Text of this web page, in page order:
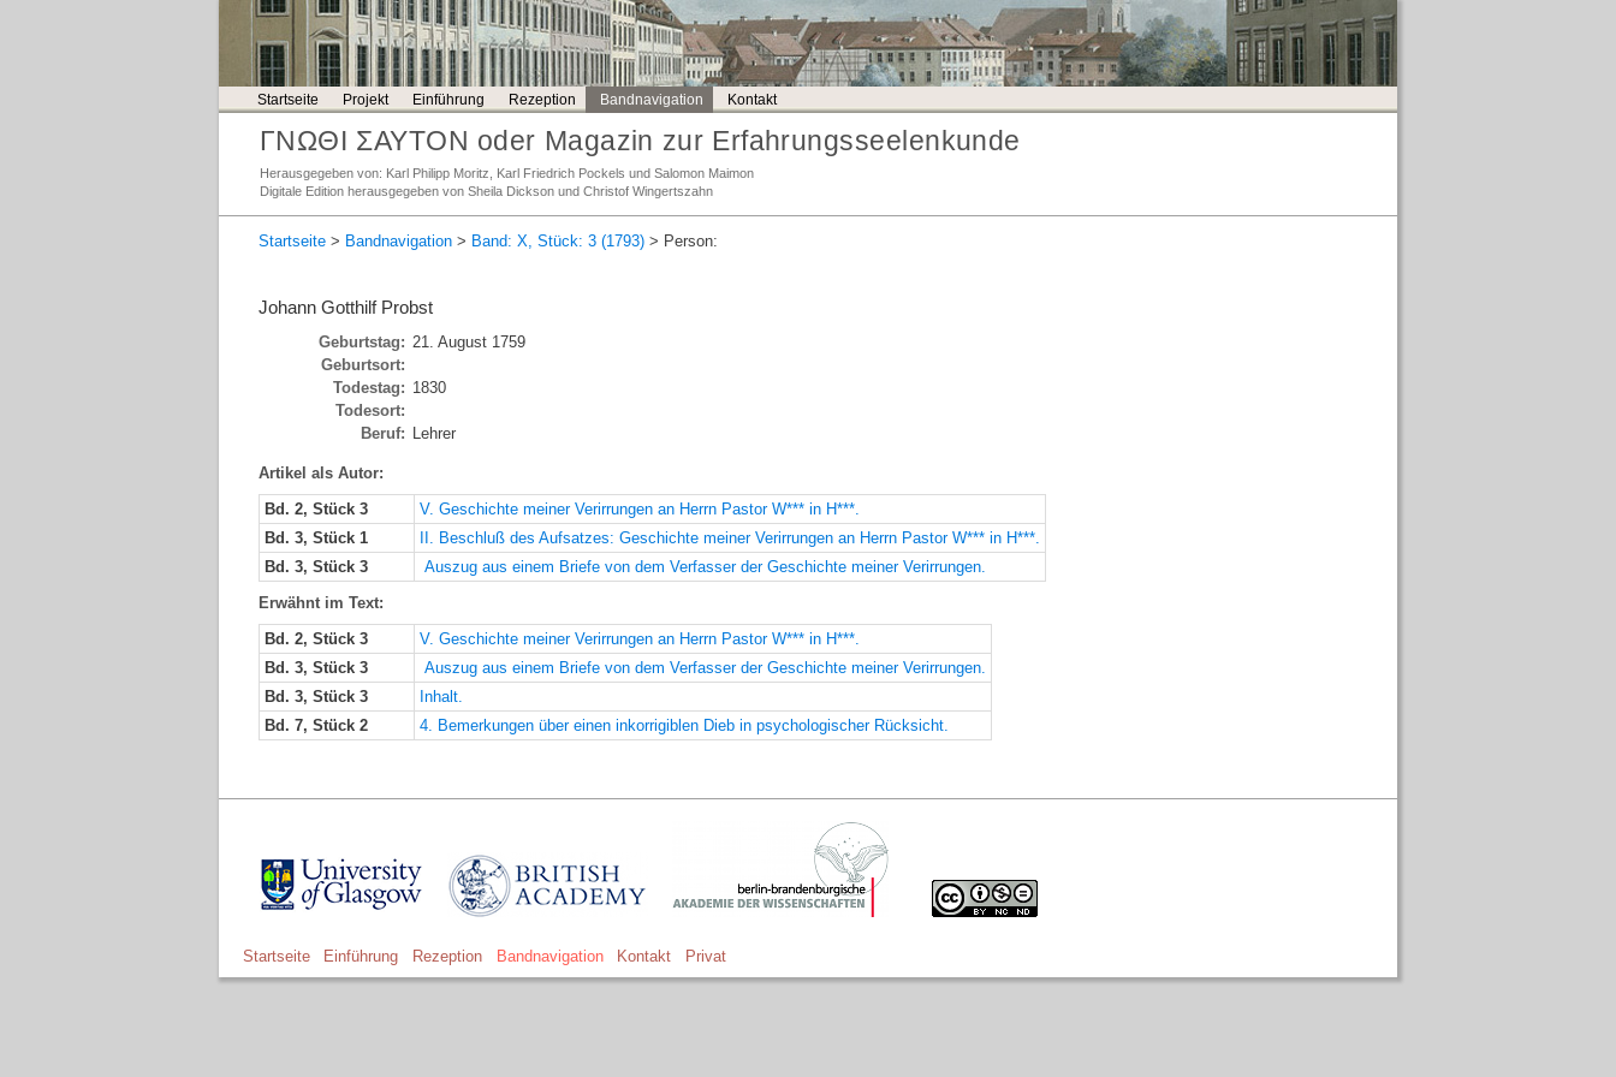
Startseite Projekt Einführung Rezeption Bandnavigation Kontakt
ΓΝΩΘΙ ΣΑΥΤΟΝ oder Magazin zur Erfahrungsseelenkunde
Herausgegeben von: Karl Philipp Moritz, Karl Friedrich Pockels und Salomon Maimon
Digitale Edition herausgegeben von Sheila Dickson und Christof Wingertszahn
Startseite > Bandnavigation > Band: X, Stück: 3 (1793) > Person:
Johann Gotthilf Probst
Geburtstag: 21. August 1759
Geburtsort:
Todestag: 1830
Todesort:
Beruf: Lehrer
Artikel als Autor:
Bd. 2, Stück 3
V. Geschichte meiner Verirrungen an Herrn Pastor W*** in H***.
Bd. 3, Stück 1
II. Beschluß des Aufsatzes: Geschichte meiner Verirrungen an Herrn Pastor W*** in H***.
Bd. 3, Stück 3
Auszug aus einem Briefe von dem Verfasser der Geschichte meiner Verirrungen.
Erwähnt im Text:
Bd. 2, Stück 3
V. Geschichte meiner Verirrungen an Herrn Pastor W*** in H***.
Bd. 3, Stück 3
Auszug aus einem Briefe von dem Verfasser der Geschichte meiner Verirrungen.
Bd. 3, Stück 3
Inhalt.
Bd. 7, Stück 2
4. Bemerkungen über einen inkorrigiblen Dieb in psychologischer Rücksicht.
Startseite Einführung Rezeption Bandnavigation Kontakt Privat